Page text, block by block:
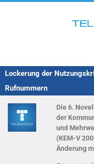
Lockerung der
Rufnummern
Die 6.
der
und
(KEM-V
Änderung